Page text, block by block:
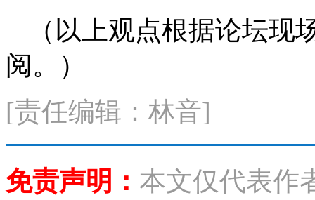
（以上观点根据论坛
阅。）
[责任编辑：林音]
免责声明： 本文仅代表作